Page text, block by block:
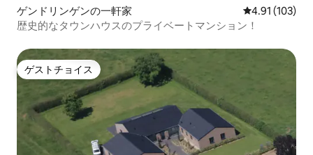
ゲンドリンゲンの一軒家 レビュー103
4.91 (103)
歴史的なタウンハウスのプライベートマンション！
ゲストチョイス
ゲストチョイス